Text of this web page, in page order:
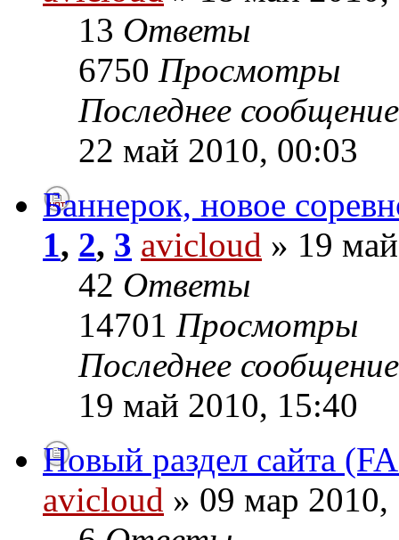
13 Ответы
6750 Просмотры
Последнее
22 май 2010, 00:03
Баннерок, новое
1, 2, 3 avicloud » 19
42 Ответы
14701 Просмотры
Последнее
19 май 2010, 15:40
Новый раздел сайта
avicloud » 09 мар 2010,